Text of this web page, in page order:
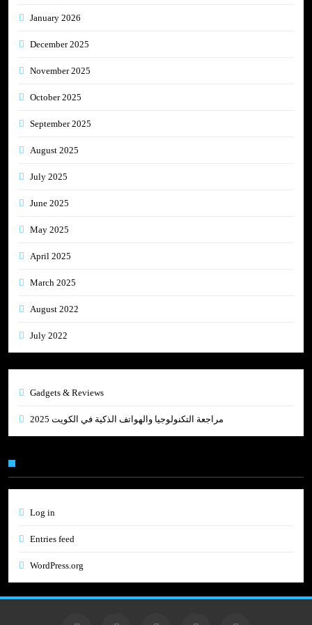
January 2026
December 2025
November 2025
October 2025
September 2025
August 2025
July 2025
June 2025
May 2025
April 2025
March 2025
August 2022
July 2022
Gadgets & Reviews
مراجعة التكنولوجيا والهواتف الذكية في الكويت 2025
Log in
Entries feed
WordPress.org